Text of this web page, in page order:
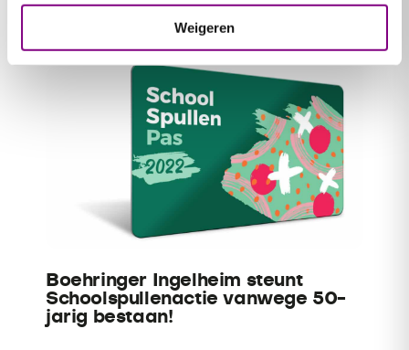
Weigeren
Boehringer Ingelheim steunt
Schoolspullenactie vanwege 50-
jarig bestaan!